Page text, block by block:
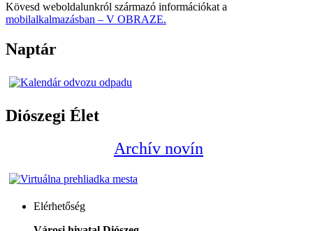
Kövesd weboldalunkról származó információkat a
mobilalkalmazásban – V OBRAZE.
Naptár
Diószegi Élet
Archív novín
Elérhetőség